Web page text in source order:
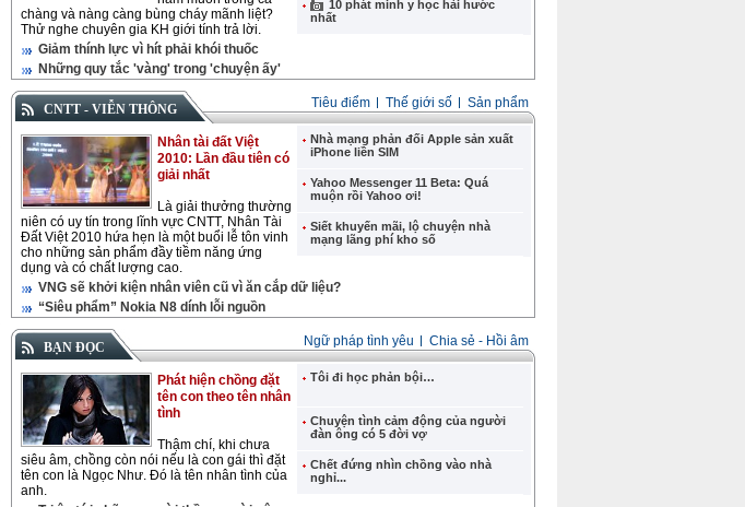
chàng và nàng càng bùng cháy mãnh liệt?
Thử nghe chuyên gia KH giới tính trả lời.
10 phát minh y học hài hước
nhất
Giảm thính lực vì hít phải khói thuốc
Những quy tắc 'vàng' trong 'chuyện ấy'
CNTT - VIỄN THÔNG Tiêu điểm Thế giới số Sản phẩm
Nhân tài đất Việt
2010: Lần đầu tiên có
giải nhất
Là giải thưởng thường
niên có uy tín trong lĩnh vực CNTT, Nhân Tài
Đất Việt 2010 hứa hẹn là một buổi lễ tôn vinh
cho những sản phẩm đầy tiềm năng ứng
dụng và có chất lượng cao.
Nhà mạng phản đối Apple sản xuất
iPhone liền SIM
Yahoo Messenger 11 Beta: Quá
muộn rồi Yahoo ơi!
Siết khuyến mãi, lộ chuyện nhà
mạng lãng phí kho số
VNG sẽ khởi kiện nhân viên cũ vì ăn cắp dữ liệu?
“Siêu phẩm” Nokia N8 dính lỗi nguồn
BẠN ĐỌC Ngữ pháp tình yêu Chia sẻ - Hồi âm
Phát hiện chồng đặt
tên con theo tên nhân
tình
Thậm chí, khi chưa
siêu âm, chồng còn nói nếu là con gái thì đặt
tên con là Ngọc Như. Đó là tên nhân tình của
anh.
Tôi đi học phản bội…
Chuyện tình cảm động của người
đàn ông có 5 đời vợ
Chết đứng nhìn chồng vào nhà
nghỉ...